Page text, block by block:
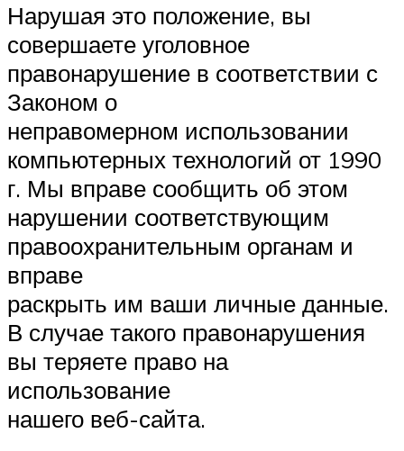
Нарушая это положение, вы
совершаете уголовное
правонарушение в соответствии с
Законом о
неправомерном использовании
компьютерных технологий от 1990
г. Мы вправе сообщить об этом
нарушении соответствующим
правоохранительным органам и
вправе
раскрыть им ваши личные данные.
В случае такого правонарушения
вы теряете право на
использование
нашего веб-сайта.